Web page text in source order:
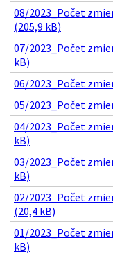
08/2023_Počet
(205,9 kB)
07/2023_Počet
kB)
06/2023_Počet
05/2023_Počet
04/2023_Počet
kB)
03/2023_Počet
kB)
02/2023_Počet
(20,4 kB)
01/2023_Počet
kB)